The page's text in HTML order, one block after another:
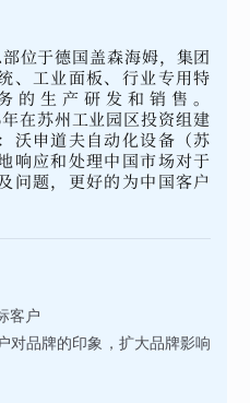
位于德国盖森海姆，集团
、工业面板、行业专用特
的生产研发和销售。
在苏州工业园区投资组建
沃申道夫自动化设备（苏
响应和处理中国市场对于
问题，更好的为中国客户
客户
对品牌的印象，扩大品牌影响